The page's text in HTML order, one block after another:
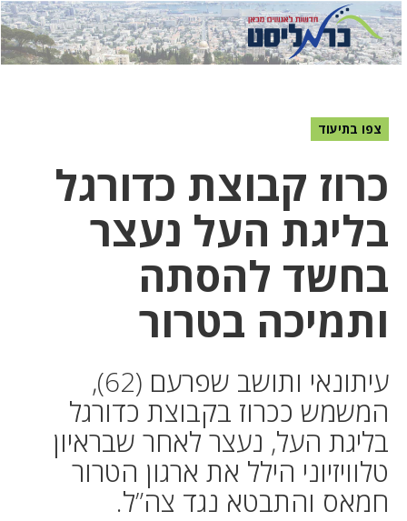
לחץ
כאן
לחץ
כדי
צפו בתיעוד
כרוז קבוצת כדורגל
בליגת העל נעצר
בחשד להסתה
ותמיכה בטרור
עיתונאי ותושב שפרעם (62),
המשמש ככרוז בקבוצת כדורגל
בליגת העל, נעצר לאחר שבראיון
טלוויזיוני הילל את ארגון הטרור
חמאס והתבטא נגד צה”ל.